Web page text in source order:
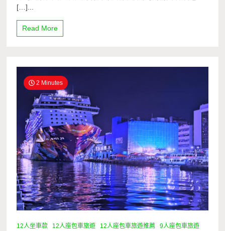
[…]...
Read More
2 Minutes
12人坐車款 12人座包車旅遊 12人座包車旅遊推薦
9人座包車旅遊